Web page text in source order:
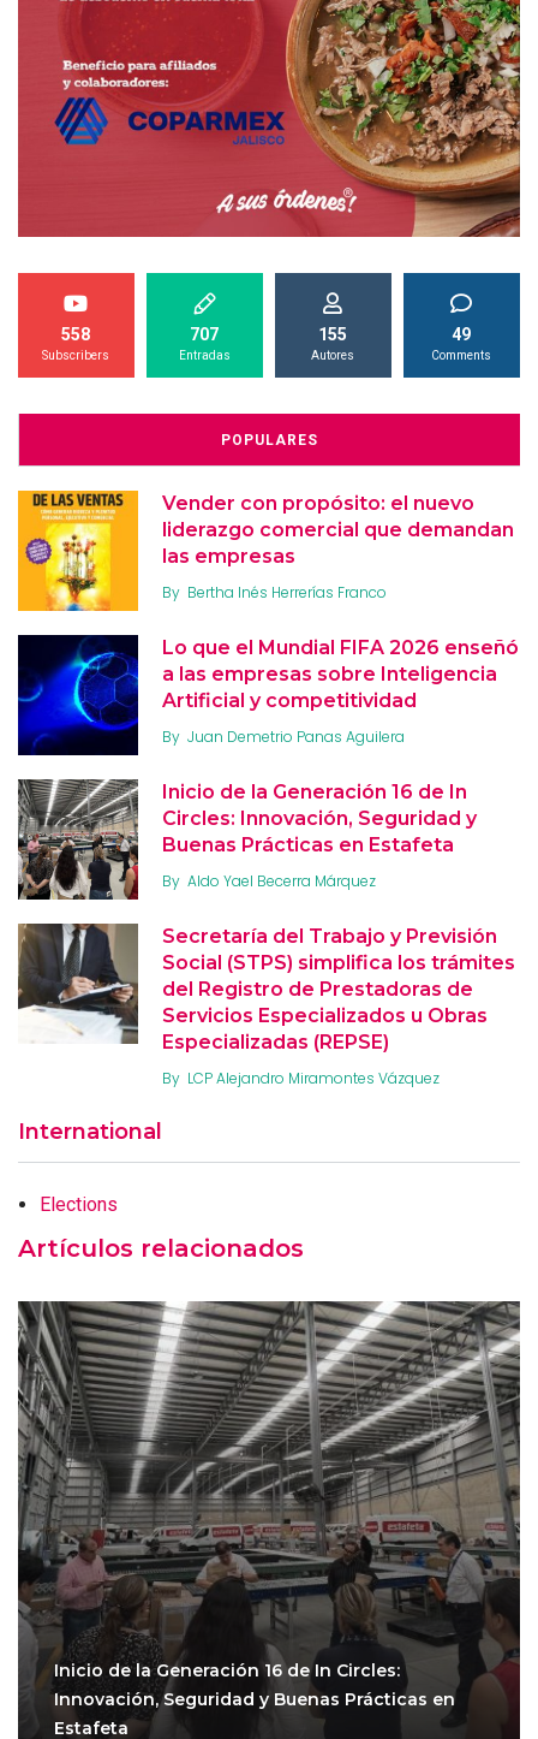
558
Subscribers
707
Entradas
155
Autores
49
Comments
POPULARES
Vender con propósito: el nuevo
liderazgo comercial que demandan
las empresas
By Bertha Inés Herrerías Franco
Lo que el Mundial FIFA 2026 enseñó
a las empresas sobre Inteligencia
Artificial y competitividad
By Juan Demetrio Panas Aguilera
Inicio de la Generación 16 de In
Circles: Innovación, Seguridad y
Buenas Prácticas en Estafeta
By Aldo Yael Becerra Márquez
Secretaría del Trabajo y Previsión
Social (STPS) simplifica los trámites
del Registro de Prestadoras de
Servicios Especializados u Obras
Especializadas (REPSE)
By LCP Alejandro Miramontes Vázquez
International
Elections
Artículos relacionados
Inicio de la Generación 16 de In Circles:
Innovación, Seguridad y Buenas Prácticas en
Estafeta